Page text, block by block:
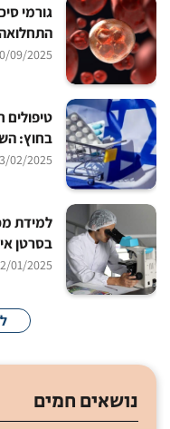
גורמי
התחלואה
09/2025
טיפולים
בחוץ:
02/2025
למידת
בסרטן
01/2025
נושאים חמים